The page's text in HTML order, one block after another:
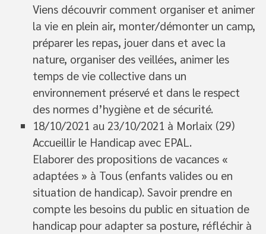
Viens découvrir comment organiser et animer
la vie en plein air, monter/démonter un camp,
préparer les repas, jouer dans et avec la
nature, organiser des veillées, animer les
temps de vie collective dans un
environnement préservé et dans le respect
des normes d’hygiène et de sécurité.
18/10/2021 au 23/10/2021 à Morlaix (29)
Accueillir le Handicap avec EPAL.
Elaborer des propositions de vacances «
adaptées » à Tous (enfants valides ou en
situation de handicap). Savoir prendre en
compte les besoins du public en situation de
handicap pour adapter sa posture, réfléchir à